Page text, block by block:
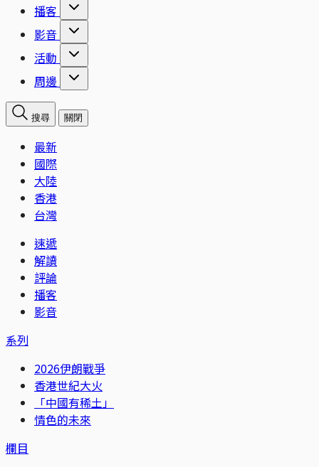
播客
影音
活動
周邊
搜尋 關閉
最新
國際
大陸
香港
台灣
速遞
解讀
評論
播客
影音
系列
2026伊朗戰爭
香港世紀大火
「中國有稀土」
情色的未來
欄目